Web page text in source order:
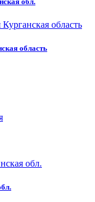
область